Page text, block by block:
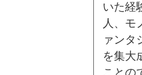
いた経
人、モ
ァンタ
を集大
ことの